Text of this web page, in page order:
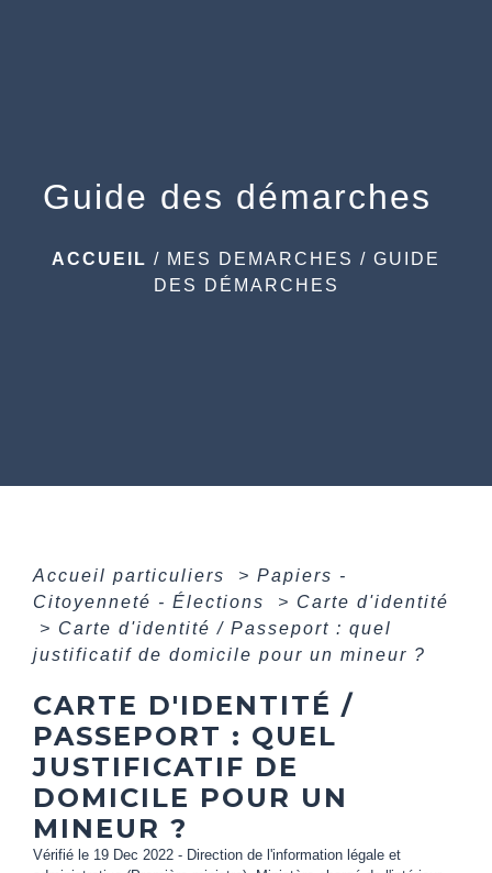
Guide des démarches
ACCUEIL / MES DEMARCHES / GUIDE
DES DÉMARCHES
Accueil particuliers > Papiers -
Citoyenneté - Élections
> Carte d'identité
> Carte d'identité / Passeport : quel
justificatif de domicile pour un mineur ?
CARTE D'IDENTITÉ /
PASSEPORT : QUEL
JUSTIFICATIF DE
DOMICILE POUR UN
MINEUR ?
Vérifié le 19 Dec 2022 - Direction de l'information légale et